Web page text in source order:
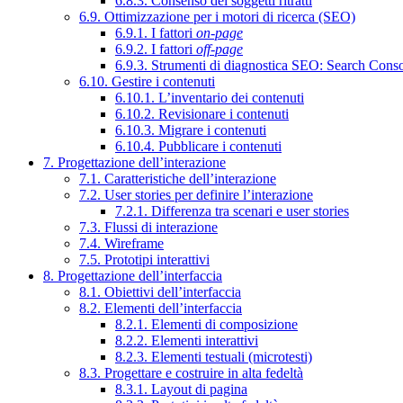
6.9. Ottimizzazione per i motori di ricerca (SEO)
6.9.1. I fattori on-page
6.9.2. I fattori off-page
6.9.3. Strumenti di diagnostica SEO: Search
6.10. Gestire i contenuti
6.10.1. L’inventario dei contenuti
6.10.2. Revisionare i contenuti
6.10.3. Migrare i contenuti
6.10.4. Pubblicare i contenuti
7. Progettazione dell’interazione
7.1. Caratteristiche dell’interazione
7.2. User stories per definire l’interazione
7.2.1. Differenza tra scenari e user stories
7.3. Flussi di interazione
7.4. Wireframe
7.5. Prototipi interattivi
8. Progettazione dell’interfaccia
8.1. Obiettivi dell’interfaccia
8.2. Elementi dell’interfaccia
8.2.1. Elementi di composizione
8.2.2. Elementi interattivi
8.2.3. Elementi testuali (microtesti)
8.3. Progettare e costruire in alta fedeltà
8.3.1. Layout di pagina